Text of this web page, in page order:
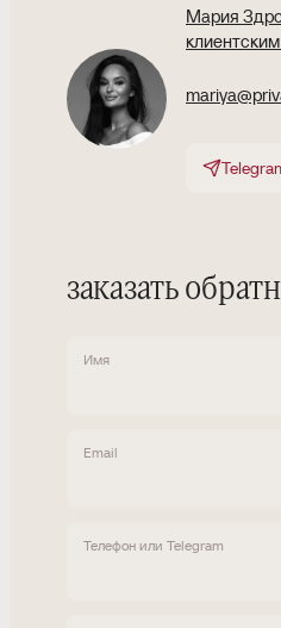
Мария
заказать
Имя
Email
Телефон или Telegram